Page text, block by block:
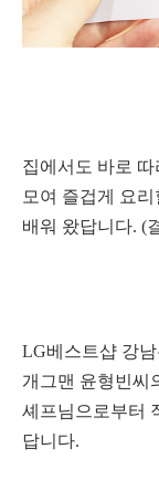
집에서도 바로
모여 즐겁게 요
배워 왔답니다. (
LG베스트샵 강
개그맨 윤형빈씨
셰프님으로부터
답니다.